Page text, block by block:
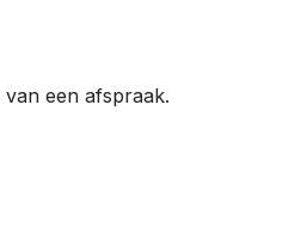
een afspraak.